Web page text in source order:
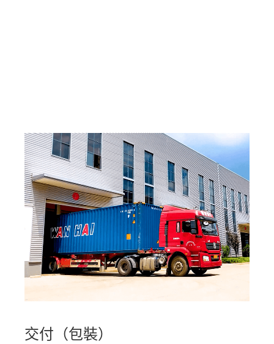
交付（包裝）